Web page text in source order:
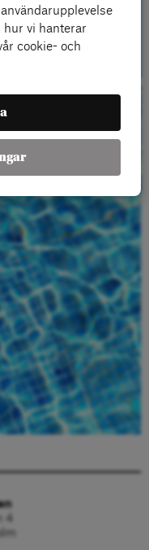
vi hanterar
cookie- och